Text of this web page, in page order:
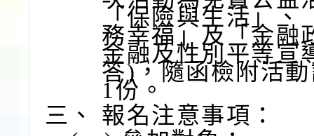
「保險與生活」、
務幸福」及「金融
金融及性別平等宣
答)，隨函檢附活
1份。
三、
報名注意事項：